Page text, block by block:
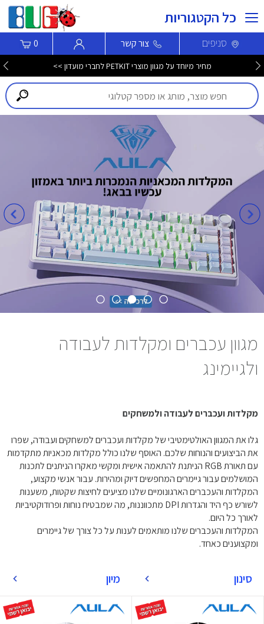
כל הקטגוריות
סניפים צור קשר 0
מחיר מיוחד על מגוון מוצרי PETKIT לחברי מועדון >>
מגוון עכברים ומקלדות לעבודה
ולגיימינג
מקלדות ועכברים לעבודה ולמשחקים
גלו את המגוון האולטימטיבי של מקלדות ועכברים למשחקים ועבודה, שפרו
את הביצועים והנוחות שלכם. האוסף שלנו כולל מקלדות מכאניות מתקדמות
עם תאורת RGB הניתנת להתאמה אישית ומקשי מאקרו הניתנים לתכנות
המושלמים עבור גיימרים המחפשים דיוק ומהירות. עבור אנשי מקצוע,
המקלדות והעכברים הארגונומיים שלנו מציעים לחיצות שקטות, משענות
לשורש כף היד והגדרות DPI מתכווננות, מה שמבטיח נוחות ופרודוקטיביות
לאורך כל היום.
המקלדות והעכברים שלנו מותאמים לענות על כל צורך של גיימרים
ומקצוענים כאחד.
סינון מיון